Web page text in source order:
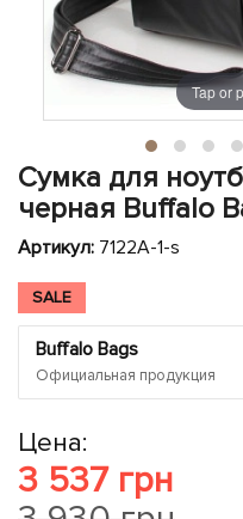
Показать все
Показать все
ЧЕХЛЫ ДЛЯ НОУТБУКОВ
Показать все
Tap or
Сумка для
черная Buffalo
Артикул: 7122A-1-s
SALE
Buffalo Bags
Официальная продукция
Цена:
3 537 грн